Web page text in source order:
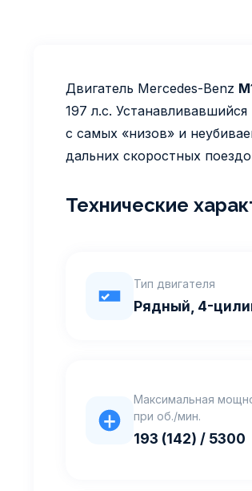
Двигатель Mercedes-Benz
197 л.с.
с самых «низов» и
дальних скоростных
Технические
Тип двигателя
Рядный, 4-
Максимальная
при об./мин.
193 (142) / 5300